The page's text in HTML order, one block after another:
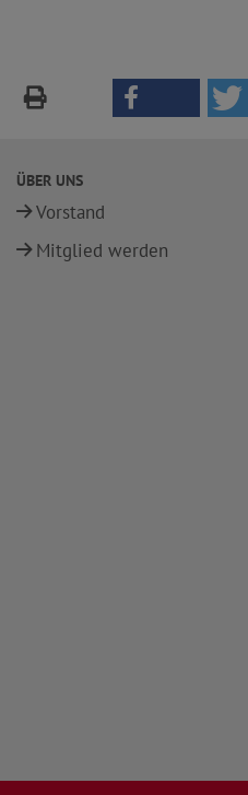
ÜBER UNS
Vorstand
Mitglied werden